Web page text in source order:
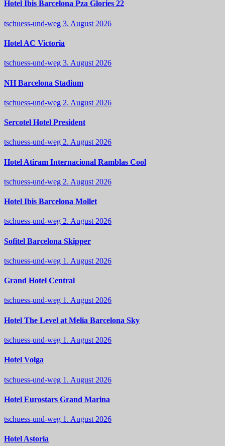
Hotel Ibis Barcelona Pza Glories 22
tschuess-und-weg 3. August 2026
Hotel AC Victoria
tschuess-und-weg 3. August 2026
NH Barcelona Stadium
tschuess-und-weg 2. August 2026
Sercotel Hotel President
tschuess-und-weg 2. August 2026
Hotel Atiram Internacional Ramblas Cool
tschuess-und-weg 2. August 2026
Hotel Ibis Barcelona Mollet
tschuess-und-weg 2. August 2026
Sofitel Barcelona Skipper
tschuess-und-weg 1. August 2026
Grand Hotel Central
tschuess-und-weg 1. August 2026
Hotel The Level at Melia Barcelona Sky
tschuess-und-weg 1. August 2026
Hotel Volga
tschuess-und-weg 1. August 2026
Hotel Eurostars Grand Marina
tschuess-und-weg 1. August 2026
Hotel Astoria